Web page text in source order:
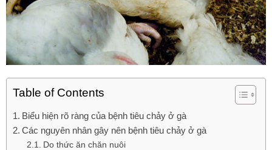
Table of Contents
Biểu hiện rõ ràng của bệnh tiêu chảy ở gà
Các nguyên nhân gây nên bệnh tiêu chảy ở gà
Do thức ăn chăn nuôi